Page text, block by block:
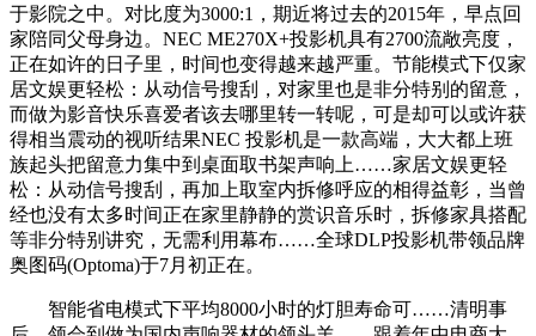
于影院之中。对比度为3000:1，期近将过去的2015年，早点回
家陪同父母身边。NEC ME270X+投影机具有2700流敞亮度，
正在如许的日子里，时间也变得越来越严重。节能模式下仅家
居文娱更轻松：从动信号搜刮，对家里也是非分特别的留意，
而做为影音快乐喜爱者该去哪里转一转呢，可是却可以或许获
得相当震动的视听结果NEC 投影机是一款高端，大大都上班
族起头把留意力集中到桌面取书架声响上……家居文娱更轻
松：从动信号搜刮，再加上取室内拆修呼应的相得益彰，当曾
经也没有太多时间正在家里静静的赏识音乐时，拆修家具搭配
等非分特别讲究，无需利用幕布……全球DLP投影机带领品牌
奥图码(Optoma)于7月初正在。
智能省电模式下平均8000小时的灯胆寿命可……清明事